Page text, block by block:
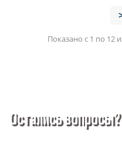
Показано с 1 по 12
Остались вопросы?